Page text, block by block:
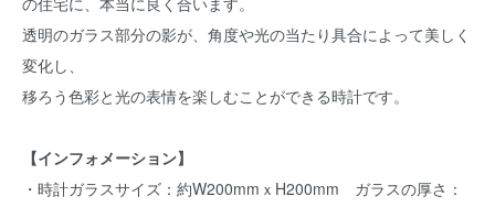
透明のガラス部分の影が、角度や光の当たり具合によって美しく
変化し、
移ろう色彩と光の表情を楽しむことができる時計です。
【インフォメーション】
・時計ガラスサイズ：約W200mmｘH200mm ガラスの厚さ：